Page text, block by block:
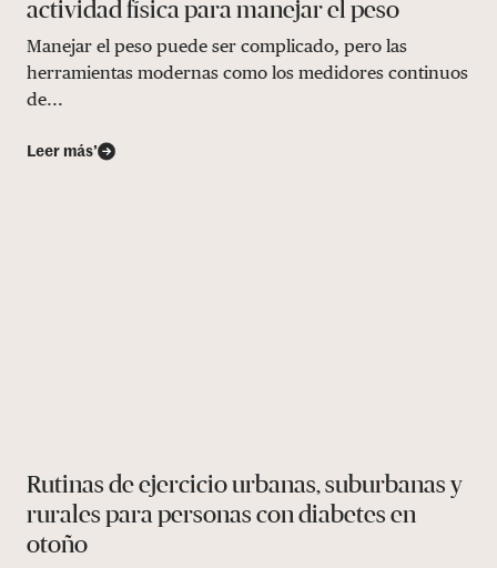
actividad física para manejar el peso
Manejar el peso puede ser complicado, pero las
herramientas modernas como los medidores continuos
de...
Leer más’
Rutinas de ejercicio urbanas, suburbanas y
rurales para personas con diabetes en
otoño